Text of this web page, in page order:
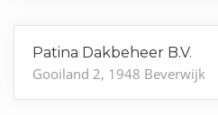
Patina Dakbeheer B.V.
Gooiland 2, 1948 Beverwijk